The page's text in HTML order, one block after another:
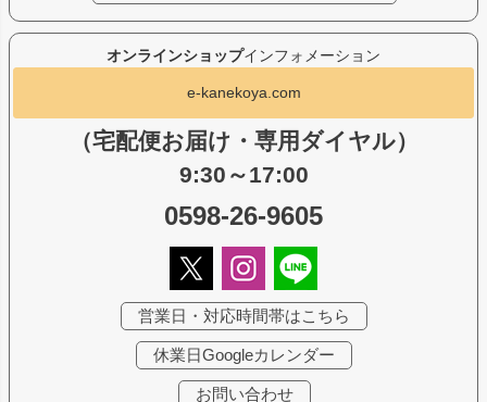
オンラインショップインフォメーション
e-kanekoya.com
（宅配便お届け・専用ダイヤル）
9:30～17:00
0598-26-9605
営業日・対応時間帯はこちら
休業日Googleカレンダー
お問い合わせ